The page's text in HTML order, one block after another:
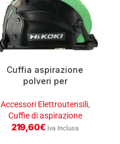
Cuffia aspirazione
polveri per
Accessori Elettroutensili,
Cuffie di aspirazione
219,60€ Iva Inclusa